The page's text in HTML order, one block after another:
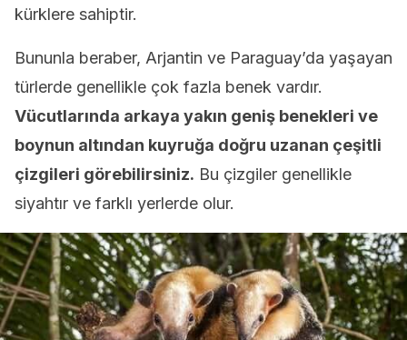
kürklere sahiptir.
Bununla beraber, Arjantin ve Paraguay’da yaşayan
türlerde genellikle çok fazla benek vardır.
Vücutlarında arkaya yakın geniş benekleri ve
boynun altından kuyruğa doğru uzanan çeşitli
çizgileri görebilirsiniz. Bu çizgiler genellikle
siyahtır ve farklı yerlerde olur.